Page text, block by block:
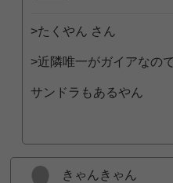
>たくやん さん
>近隣唯一がガイアなの
サンドラもあるやん
きゃんきゃん